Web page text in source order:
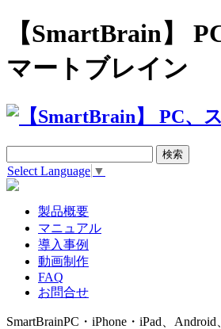
【SmartBrain】
マートブレイン
Select Language ▼
製品概要
マニュアル
導入事例
動画制作
FAQ
お問合せ
SmartBrainPC・iPhone・iPad、